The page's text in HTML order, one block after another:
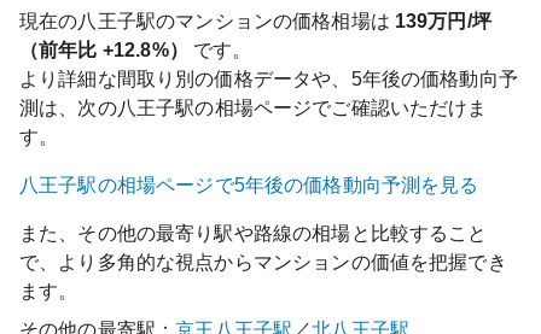
現在の八王子駅のマンションの価格相場は 139万円/坪
（前年比 +12.8%）
です。
より詳細な間取り別の価格データや、5年後の価格動向予
測は、次の八王子駅の相場ページでご確認いただけま
す。
八王子駅の相場ページで5年後の価格動向予測を見る
また、その他の最寄り駅や路線の相場と比較すること
で、より多角的な視点からマンションの価値を把握でき
ます。
その他の最寄駅：京王八王子駅 ／北八王子駅